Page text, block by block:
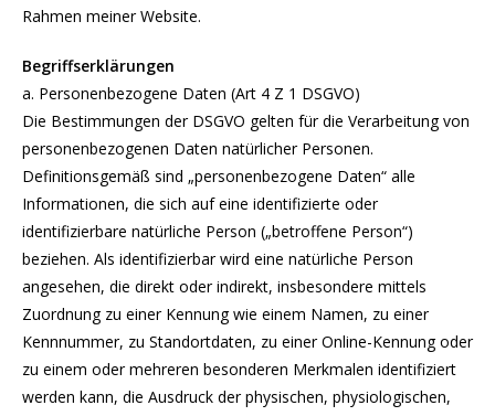
Rahmen meiner Website.
Begriffserklärungen
a. Personenbezogene Daten (Art 4 Z 1 DSGVO)
Die Bestimmungen der DSGVO gelten für die Verarbeitung von
personenbezogenen Daten natürlicher Personen.
Definitionsgemäß sind „personenbezogene Daten“ alle
Informationen, die sich auf eine identifizierte oder
identifizierbare natürliche Person („betroffene Person“)
beziehen. Als identifizierbar wird eine natürliche Person
angesehen, die direkt oder indirekt, insbesondere mittels
Zuordnung zu einer Kennung wie einem Namen, zu einer
Kennnummer, zu Standortdaten, zu einer Online-Kennung oder
zu einem oder mehreren besonderen Merkmalen identifiziert
werden kann, die Ausdruck der physischen, physiologischen,